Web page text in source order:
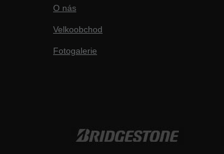
O nás
Velkoobchod
Fotogalerie